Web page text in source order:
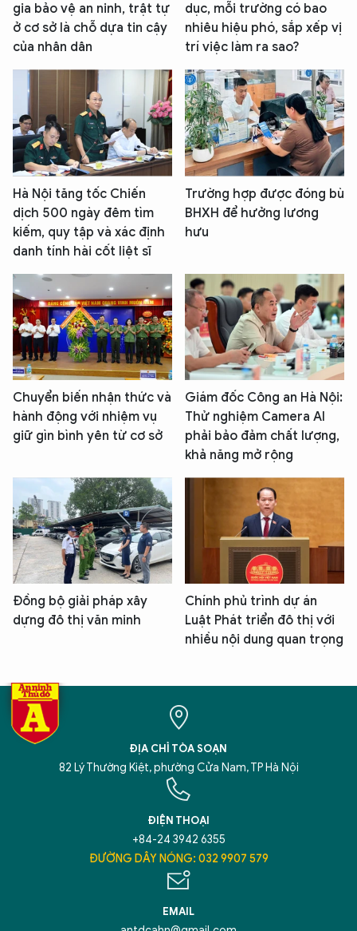
gia bảo vệ an ninh, trật tự
ở cơ sở là chỗ dựa tin cậy
của nhân dân
dục, mỗi trường có bao
nhiêu hiệu phó, sắp xếp vị
trí việc làm ra sao?
Hà Nội tăng tốc Chiến
dịch 500 ngày đêm tìm
kiếm, quy tập và xác định
danh tính hài cốt liệt sĩ
Trường hợp được đóng bù
BHXH để hưởng lương
hưu
Chuyển biến nhận thức và
hành động với nhiệm vụ
giữ gìn bình yên từ cơ sở
Giám đốc Công an Hà Nội:
Thử nghiệm Camera AI
phải bảo đảm chất lượng,
khả năng mở rộng
Đồng bộ giải pháp xây
dựng đô thị văn minh
Chính phủ trình dự án
Luật Phát triển đô thị với
nhiều nội dung quan trọng
ĐỊA CHỈ TÒA SOẠN
82 Lý Thường Kiệt, phường Cửa Nam, TP Hà Nội
ĐIỆN THOẠI
+84-24 3942 6355
ĐƯỜNG DÂY NÓNG: 032 9907 579
EMAIL